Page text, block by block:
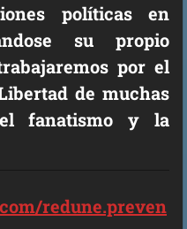
políticas en
su propio
por el
de muchas
fanatismo y la
redune.preven